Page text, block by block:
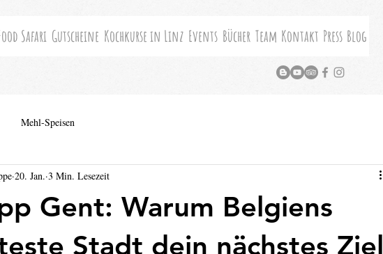
Safari Gutscheine Kochkurse in Linz Events Bücher Team Kontakt Press Blog
Mehl-Speisen
Gent: Warum Belgiens
Stadt dein nächstes Ziel
20. Jan. 3 Min. Lesezeit